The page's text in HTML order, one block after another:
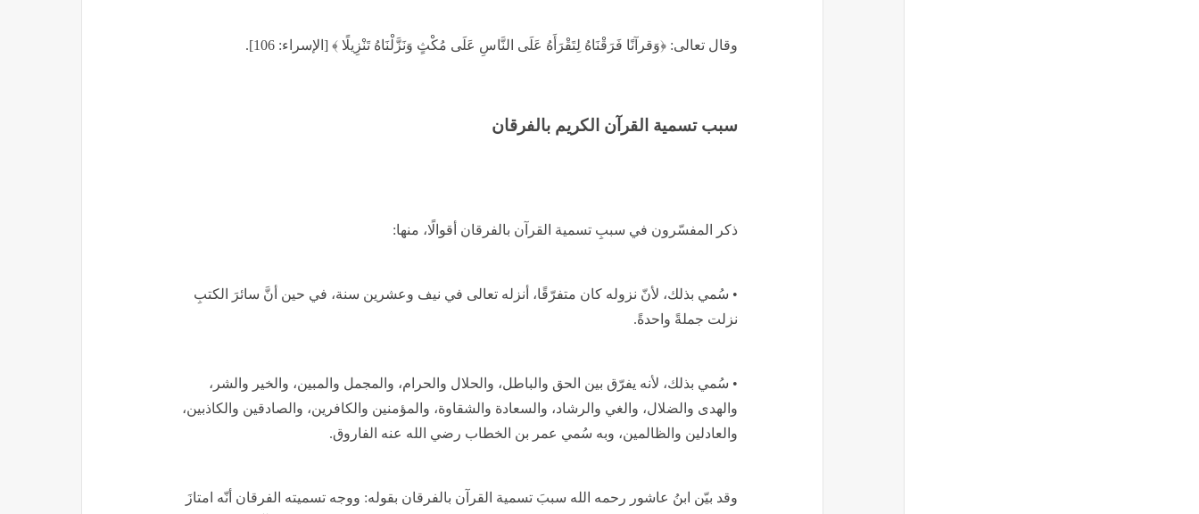
وقال تعالى: ﴿وَقرآنًا فَرَقْنَاهُ لِتَقْرَأَهُ عَلَى النَّاسِ عَلَى مُكْثٍ وَنَزَّلْنَاهُ تَنْزِيلًا ﴾ [الإسراء: 106].
سبب تسمية القرآن الكريم بالفرقان
ذكر المفسّرون في سببِ تسمية القرآن بالفرقان أقوالًا، منها:
• سُمي بذلك، لأنّ نزوله كان متفرّقًا، أنزله تعالى في نيف وعشرين سنة، في حين أنَّ سائرَ الكتبِ
نزلت جملةً واحدةً.
• سُمي بذلك، لأنه يفرّق بين الحق والباطل، والحلال والحرام، والمجمل والمبين، والخير والشر،
والهدى والضلال، والغي والرشاد، والسعادة والشقاوة، والمؤمنين والكافرين، والصادقين والكاذبين،
والعادلين والظالمين، وبه سُمي عمر بن الخطاب رضي الله عنه الفاروق.
وقد بيّن ابنُ عاشور رحمه الله سببَ تسمية القرآن بالفرقان بقوله: ووجه تسميته الفرقان أنّه امتازَ